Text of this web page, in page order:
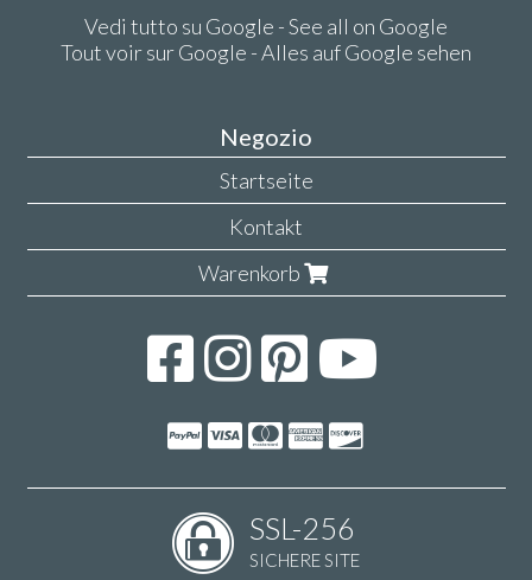
Vedi tutto su Google - See all on Google
Tout voir sur Google - Alles auf Google sehen
Negozio
Startseite
Kontakt
Warenkorb
SSL-256
SICHERE SITE